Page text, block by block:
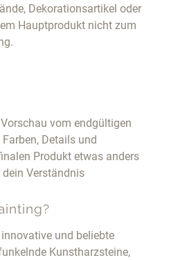
vom endgültigen
Details und
Produkt etwas anders
Verständnis
und beliebte
Kunstharzsteine,
Dekorationsartikel oder
Hauptprodukt nicht zum